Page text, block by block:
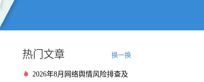
热门文章 换一换
2026年8月网络舆情风险排查及